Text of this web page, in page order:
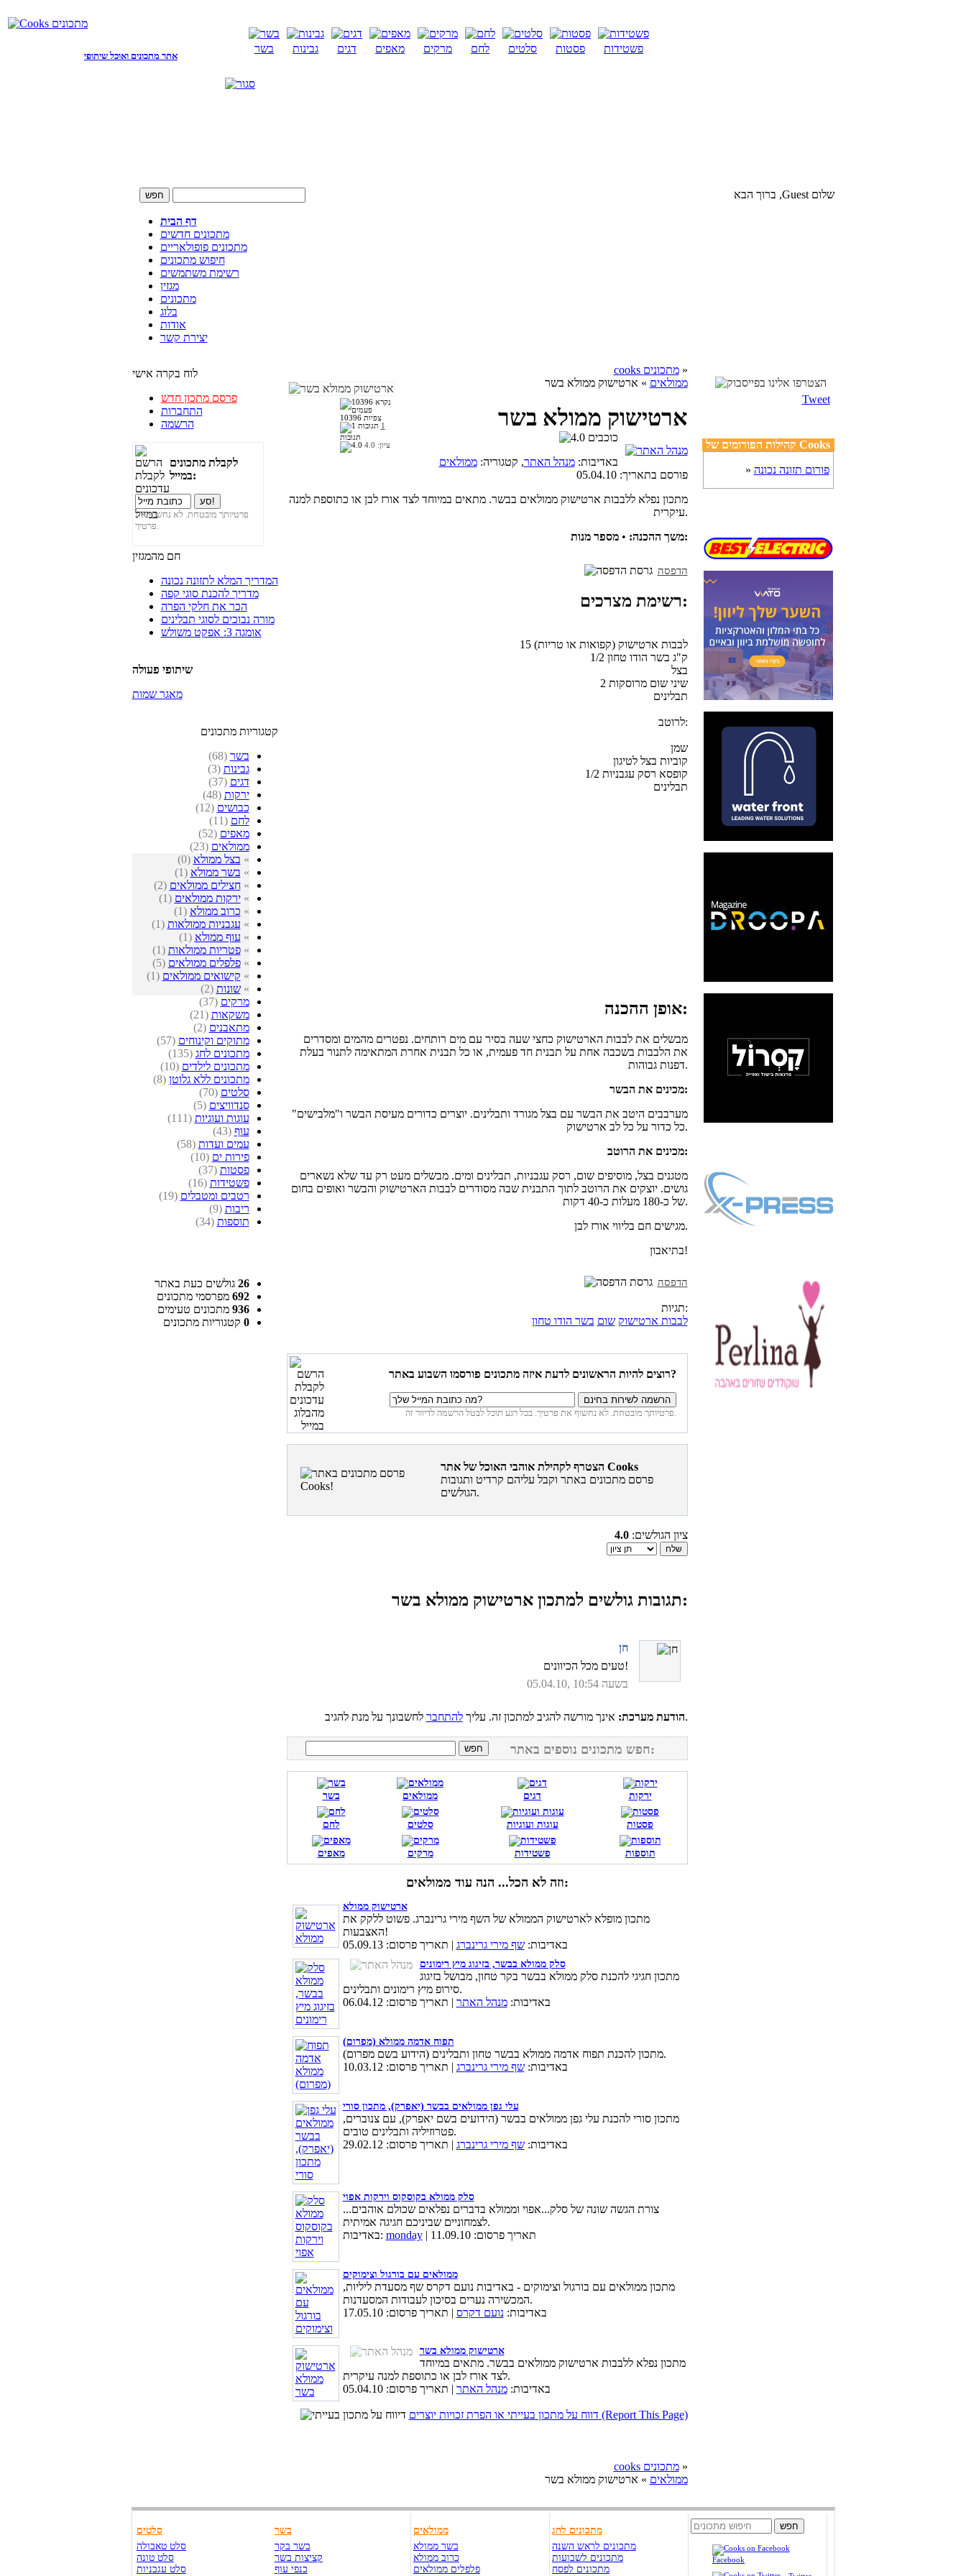
אתר מתכונים ואוכל שיתופי
בשר גבינות דגים מאפים מרקים לחם סלטים פסטות פשטידות
שלום Guest, ברוך הבא
דף הבית
מתכונים חדשים
מתכונים פופולאריים
חיפוש מתכונים
רשימת משתמשים
מגזין
מתכונים
בלוג
אודות
יצירת קשר
לוח בקרה אישי
פרסם מתכון חדש
התחברות
הרשמה
לקבלת מתכונים
במייל:
פרטיותך מובטחת. לא נחשוף את
פרטיך.
חם מהמגזין
המדריך המלא לתזונה נכונה
מדריך להכנת סוגי קפה
הכר את חלקי הפרה
מורה נבוכים לסוגי תבלינים
אומגה 3: אפקט משולש
שיתופי פעולה
מאגר שמות
קטגוריות מתכונים
בשר (68)
גבינות (3)
דגים (37)
ירקות (48)
כבושים (12)
לחם (11)
מאפים (52)
ממולאים (23)
» בצל ממולא (0)
» בשר ממולא (1)
»חצילים ממולאים (2)
»ירקות ממולאים (1)
» כרוב ממולא (1)
» עגבניות ממולאות (1)
» עוף ממולא (1)
»פטריות ממולאות (1)
»פלפלים ממולאים (5)
» קישואים ממולאים (1)
»שונות (2)
מרקים (37)
משקאות (21)
מתאבנים (2)
מתוקים וקינוחים (57)
מתכונים לחג (135)
מתכונים לילדים (10)
מתכונים ללא גלוטן (8)
סלטים (70)
סנדוויצים (5)
עוגות ועוגיות (111)
עוף (43)
עמים ועדות (58)
פירות ים (10)
פסטות (37)
פשטידות (16)
רטבים ומטבלים (19)
ריבות (9)
תוספות (34)
26 גולשים כעת באתר
692 מפרסמי מתכונים
936 מתכונים טעימים
0 קטגוריות מתכונים
10396 צפיות
1
תגובות
ציון: 4.0
cooks מתכונים»
ממולאים » ארטישוק ממולא בשר
ארטישוק ממולא בשר
באדיבות:מנהל האתר, קטגוריה:ממולאים
פורסם בתאריך:05.04.10
מתכון נפלא ללבבות ארטישוק ממולאים בבשר. מתאים במיוחד לצד אורז לבן או כתוספת למנה
עיקרית.
משך ההכנה: • מספר מנות:
הדפסה
רשימת מצרכים:
15 לבבות ארטישוק (קפואות או טריות)
1/2 ק"ג בשר הודו טחון
בצל
2 שיני שום מרוסקות
תבלינים
לרוטב:
שמן
קוביות בצל לטיגון
1/2 קופסא רסק עגבניות
תבלינים
אופן ההכנה:
מבשלים את לבבות הארטישוק כחצי שעה בסיר עם מים רותחים. נפטרים מהמים ומסדרים
את הלבבות בשכבה אחת על תבנית חד פעמית, או כל תבנית אחרת המתאימה לתנור בעלת
דפנות גבוהות.
מכינים את הבשר:
מערבבים היטב את הבשר עם בצל מגורד ותבלינים. יוצרים כדורים מעיסת הבשר ו"מלבישים"
כל כדור על כל לב ארטישוק.
מכינים את הרוטב:
מטגנים בצל, מוסיפים שום, רסק עגבניות, תבלינים ומים. מבשלים מעט רק עד שלא נשארים
גושים. יוצקים את הרוטב לתוך התבנית שבה מסודרים לבבות הארטישוק והבשר ואופים בחום
של כ-180 מעלות כ-40 דקות.
מגישים חם בליווי אורז לבן.
בתיאבון!
הדפסה
תגיות:
לבבות ארטישוק שום בשר הודו טחון
רוצים להיות הראשונים לדעת איזה מתכונים פורסמו השבוע באתר?
פרטיותך מובטחת. לא נחשוף את פרטיך. בכל רגע תוכל לבטל הרשמה לדיוור זה.
הצטרף לקהילת אוהבי האוכל של אתר Cooks
פרסם מתכונים באתר וקבל עליהם קרדיט ותגובות
הגולשים.
ציון הגולשים:4.0
תגובות גולשים למתכון ארטישוק ממולא בשר:
חן
טעים מכל הכיוונים!
05.04.10, בשעה 10:54
הודעת מערכת: אינך מורשה להגיב למתכון זה. עליךלהתחבר לחשבונך על מנת להגיב.
חפש מתכונים נוספים באתר:
בשר ממולאים דגים ירקות
לחם סלטים עוגות ועוגיות פסטות
מאפים מרקים פשטידות תוספות
וזה לא הכל... הנה עוד ממולאים:
ארטישוק ממולא
מתכון מופלא לארטישוק הממולא של השף מירי גרינברג. פשוט ללקק את
האצבעות!
באדיבות:שף מירי גרינברג | תאריך פרסום: 05.09.13
סלק ממולא בבשר, בזיגוג מיץ רימונים
מתכון חגיגי להכנת סלק ממולא בבשר בקר טחון, מבושל בזיגוג
סירופ מיץ רימונים ותבלינים.
באדיבות:מנהל האתר | תאריך פרסום: 06.04.12
תפוח אדמה ממולא (מפרום)
מתכון להכנת תפוח אדמה ממולא בבשר טחון ותבלינים (הידוע בשם מפרום).
באדיבות:שף מירי גרינברג | תאריך פרסום: 10.03.12
עלי גפן ממולאים בבשר (יאפרק), מתכון סורי
מתכון סורי להכנת עלי גפן ממולאים בבשר (הידועים בשם יאפרק), עם צנוברים,
פטרוזיליה ותבלינים טובים.
באדיבות:שף מירי גרינברג | תאריך פרסום: 29.02.12
סלק ממולא בקוסקוס וירקות אפוי
צורת הגשה שונה של סלק...אפוי וממולא בדברים נפלאים שכולם אוהבים...
לצמחוניים שביניכם חגיגה אמיתית.
באדיבות: monday | תאריך פרסום: 11.09.10
ממולאים עם בורגול וצימוקים
מתכון ממולאים עם בורגול וצימוקים - באדיבות נועם דקרס שף מסעדת ליליות,
המכשירה נערים בסיכון לעבודות המסעדנות.
באדיבות:נועם דקרס | תאריך פרסום: 17.05.10
ארטישוק ממולא בשר
מתכון נפלא ללבבות ארטישוק ממולאים בבשר. מתאים במיוחד
לצד אורז לבן או כתוספת למנה עיקרית.
באדיבות:מנהל האתר | תאריך פרסום: 05.04.10
דווח על מתכון בעייתי או הפרת זכויות יוצרים (Report This Page)
cooks מתכונים»
ממולאים » ארטישוק ממולא בשר
Tweet
קהילות הפורומים של Cooks
» פורום תזונה נכונה
סלטים
סלט טאבולה
סלט טונה
סלט עגבניות
בשר
בשר בקר
קציצות בשר
כנפי עוף
ממולאים
בשר ממולא
כרוב ממולא
פלפלים ממולאים
מתכונים לחג
מתכונים לראש השנה
מתכונים לשבועות
מתכונים לפסח
Facebook